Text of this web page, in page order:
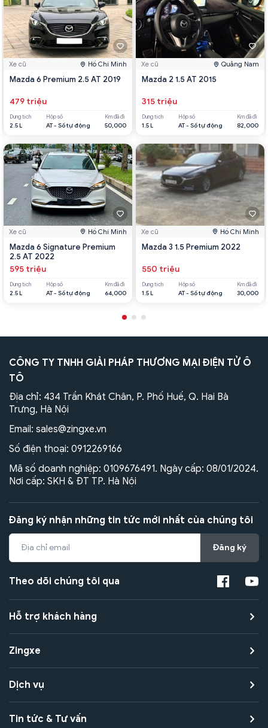
Xe cũ Hồ Chí Minh
Mazda 6 Premium 2.5 AT 2019
479 triệu
Dung tích
2.5 L
Hộp số
AT - Số tự động
Km đã đi
50,000
Xe cũ Hồ Chí Minh
Mazda 6 Signature Premium
2.5 AT 2022
595 triệu
Dung tích
2.5 L
Hộp số
AT - Số tự động
Km đã đi
64,000
Xe cũ Quảng Nam
Mazda 2 1.5 AT 2015
315 triệu
Dung tích
1.5 L
Hộp số
AT - Số tự động
Km đã đi
82,000
Xe cũ Hồ Chí Minh
Mazda 3 1.5 Premium 2022
550 triệu
Dung tích
1.5 L
Hộp số
AT - Số tự động
Km đã đi
30,000
CÔNG TY TNHH GIẢI PHÁP THƯƠNG MẠI ĐIỆN TỬ Ô
TÔ
Địa chỉ: 434 Trần Khát Chân, P. Phố Huế, Q. Hai Bà
Trưng, Hà Nội
Email: sales@zingxe.vn
Số điện thoại: 0912269166
Mã số doanh nghiệp: 0109676491. Ngày cấp: 08/01/2024.
Nơi cấp: SKH & ĐT TP. Hà Nội
Đăng ký nhận những tin tức mới nhất của chúng tôi
Đăng ký
Theo dõi chúng tôi qua
Hỗ trợ khách hàng
Zingxe
Dịch vụ
Tin tức & Tư vấn